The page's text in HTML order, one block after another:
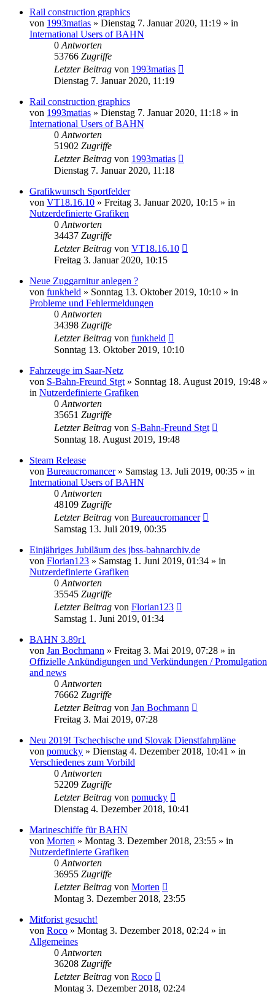
Rail construction graphics
von 1993matias » Dienstag 7. Januar 2020, 11:19 » in
International Users of BAHN
0 Antworten
53766 Zugriffe
Letzter Beitrag von 1993matias
Dienstag 7. Januar 2020, 11:19
Rail construction graphics
von 1993matias » Dienstag 7. Januar 2020, 11:18 » in
International Users of BAHN
0 Antworten
51902 Zugriffe
Letzter Beitrag von 1993matias
Dienstag 7. Januar 2020, 11:18
Grafikwunsch Sportfelder
von VT18.16.10 » Freitag 3. Januar 2020, 10:15 » in
Nutzerdefinierte Grafiken
0 Antworten
34437 Zugriffe
Letzter Beitrag von VT18.16.10
Freitag 3. Januar 2020, 10:15
Neue Zuggarnitur anlegen ?
von funkheld » Sonntag 13. Oktober 2019, 10:10 » in
Probleme und Fehlermeldungen
0 Antworten
34398 Zugriffe
Letzter Beitrag von funkheld
Sonntag 13. Oktober 2019, 10:10
Fahrzeuge im Saar-Netz
von S-Bahn-Freund Stgt » Sonntag 18. August 2019, 19:48 »
in Nutzerdefinierte Grafiken
0 Antworten
35651 Zugriffe
Letzter Beitrag von S-Bahn-Freund Stgt
Sonntag 18. August 2019, 19:48
Steam Release
von Bureaucromancer» Samstag 13. Juli 2019, 00:35 » in
International Users of BAHN
0 Antworten
48109 Zugriffe
Letzter Beitrag von Bureaucromancer
Samstag 13. Juli 2019, 00:35
Einjähriges Jubiläum des jbss-bahnarchiv.de
von Florian123 » Samstag 1. Juni 2019, 01:34 » in
Nutzerdefinierte Grafiken
0 Antworten
35545 Zugriffe
Letzter Beitrag von Florian123
Samstag 1. Juni 2019, 01:34
BAHN 3.89r1
von Jan Bochmann » Freitag 3. Mai 2019, 07:28 » in
Offizielle Ankündigungen und Verkündungen / Promulgation
and news
0 Antworten
76662 Zugriffe
Letzter Beitrag von Jan Bochmann
Freitag 3. Mai 2019, 07:28
Neu 2019! Tschechische und Slovak Dienstfahrpläne
von pomucky » Dienstag 4. Dezember 2018, 10:41 » in
Verschiedenes zum Vorbild
0 Antworten
52209 Zugriffe
Letzter Beitrag von pomucky
Dienstag 4. Dezember 2018, 10:41
Marineschiffe für BAHN
von Morten » Montag 3. Dezember 2018, 23:55 » in
Nutzerdefinierte Grafiken
0 Antworten
36955 Zugriffe
Letzter Beitrag von Morten
Montag 3. Dezember 2018, 23:55
Mitforist gesucht!
von Roco » Montag 3. Dezember 2018, 02:24 » in
Allgemeines
0 Antworten
36208 Zugriffe
Letzter Beitrag von Roco
Montag 3. Dezember 2018, 02:24